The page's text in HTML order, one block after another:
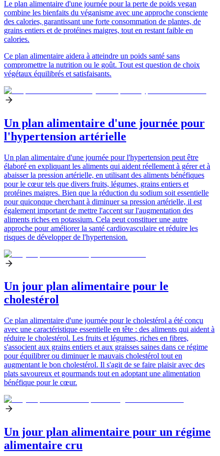
Le plan alimentaire d'une journée pour la perte de poids vegan
combine les bienfaits du véganisme avec une approche consciente
des calories, garantissant une forte consommation de plantes, de
grains entiers et de protéines maigres, tout en restant faible en
calories.
Ce plan alimentaire aidera à atteindre un poids santé sans
compromettre la nutrition ou le goût. Tout est question de choix
végétaux équilibrés et satisfaisants.
Un plan alimentaire d'une journée pour
l'hypertension artérielle
Un plan alimentaire d'une journée pour l'hypertension peut être
élaboré en expliquant les aliments qui aident réellement à gérer et à
abaisser la pression artérielle, en utilisant des aliments bénéfiques
pour le cœur tels que divers fruits, légumes, grains entiers et
protéines maigres. Bien que la réduction du sodium soit essentielle
pour quiconque cherchant à diminuer sa pression artérielle, il est
également important de mettre l'accent sur l'augmentation des
aliments riches en potassium. Cela peut constituer une autre
approche pour améliorer la santé cardiovasculaire et réduire les
risques de développer de l'hypertension.
Un jour plan alimentaire pour le
cholestérol
Ce plan alimentaire d'une journée pour le cholestérol a été conçu
avec une caractéristique essentielle en tête : des aliments qui aident à
réduire le cholestérol. Les fruits et légumes, riches en fibres,
s'associent aux grains entiers et aux graisses saines dans ce régime
pour équilibrer ou diminuer le mauvais cholestérol tout en
augmentant le bon cholestérol. Il s'agit de se faire plaisir avec des
plats savoureux et gourmands tout en adoptant une alimentation
bénéfique pour le cœur.
Un jour plan alimentaire pour un régime
alimentaire cru